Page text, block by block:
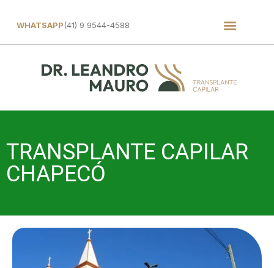
WHATSAPP(41) 9 9544-4588
TRANSPLANTE CAPILAR
CHAPECÓ